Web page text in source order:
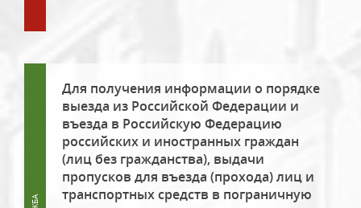
Для получения информации о порядке
выезда из Российской Федерации и
въезда в Российскую Федерацию
российских и иностранных граждан
(лиц без гражданства), выдачи
пропусков для въезда (прохода) лиц и
транспортных средств в пограничную